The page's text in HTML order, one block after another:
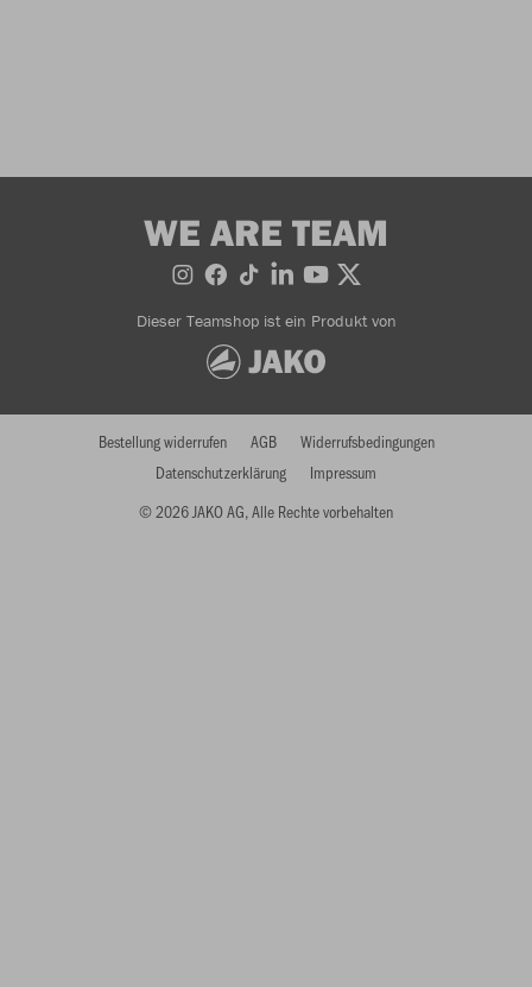
WE ARE TEAM
Dieser Teamshop ist ein Produkt von
© 2026 JAKO AG, Alle Rechte vorbehalten
Bestellung widerrufen AGB
Widerrufsbedingungen
Datenschutzerklärung
Impressum